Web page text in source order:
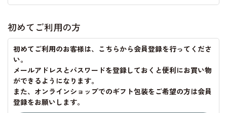
初めてご利用の方
初めてご利用のお客様は、こちらから会員登録を行ってくださ
い。
メールアドレスとパスワードを登録しておくと便利にお買い物
ができるようになります。
また、オンラインショップでのギフト包装をご希望の方は会員
登録をお願いします。